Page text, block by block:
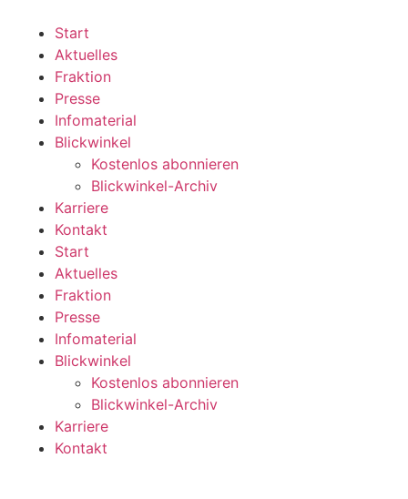
wechseln
Start
Aktuelles
Fraktion
Presse
Infomaterial
Blickwinkel
Kostenlos abonnieren
Blickwinkel-Archiv
Karriere
Kontakt
Start
Aktuelles
Fraktion
Presse
Infomaterial
Blickwinkel
Kostenlos abonnieren
Blickwinkel-Archiv
Karriere
Kontakt